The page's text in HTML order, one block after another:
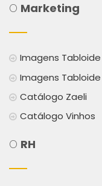
O Marketing
Imagens Tabloide
Imagens
Catálogo Zaeli
Catálogo Vinhos
O RH